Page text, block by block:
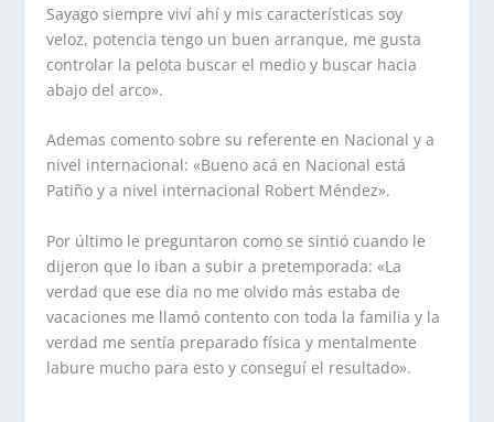
Sayago siempre viví ahí y mis características soy
veloz, potencia tengo un buen arranque, me gusta
controlar la pelota buscar el medio y buscar hacia
abajo del arco».
Ademas comento sobre su referente en Nacional y a
nivel internacional: «Bueno acá en Nacional está
Patiño y a nivel internacional Robert Méndez».
Por último le preguntaron como se sintió cuando le
dijeron que lo iban a subir a pretemporada: «La
verdad que ese día no me olvido más estaba de
vacaciones me llamó contento con toda la familia y la
verdad me sentía preparado física y mentalmente
labure mucho para esto y conseguí el resultado».